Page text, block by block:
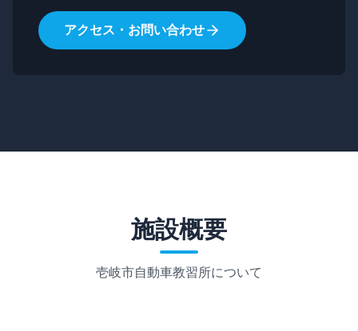
アクセス・お問い合わせ
施設概要
壱岐市自動車教習所について